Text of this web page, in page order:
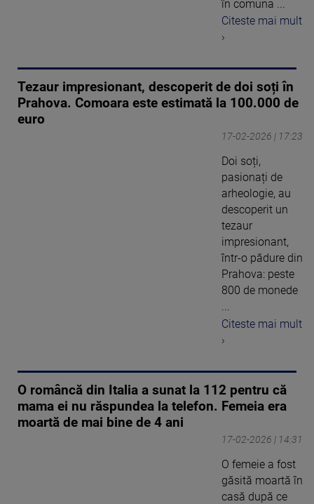
în comuna ...
Citeste mai mult
›
Tezaur impresionant, descoperit de doi soți în
Prahova. Comoara este estimată la 100.000 de
euro
17-02-2026 | 17:23
Doi soți,
pasionați de
arheologie, au
descoperit un
tezaur
impresionant,
într-o pădure din
Prahova: peste
800 de monede
...
Citeste mai mult
›
O româncă din Italia a sunat la 112 pentru că
mama ei nu răspundea la telefon. Femeia era
moartă de mai bine de 4 ani
17-02-2026 | 14:31
O femeie a fost
găsită moartă în
casă după ce